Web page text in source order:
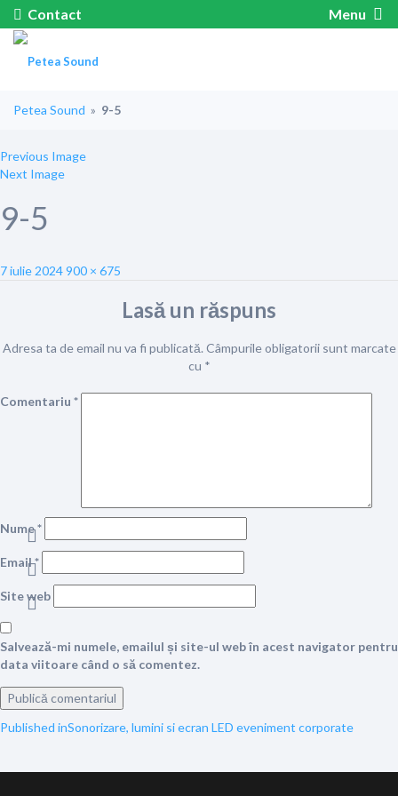
Contact Menu
Petea Sound » 9-5
Previous Image
Next Image
9-5
Posted
7 iulie 2024Full
900 × 675
Lasă un răspuns
Adresa ta de email nu va fi publicată. Câmpurile obligatorii sunt marcate
cu *
Comentariu *
Nume*
Email*
Site web
Salvează-mi numele, emailul și site-ul web în acest navigator pentru
data viitoare când o să comentez.
Navigare
Published inSonorizare, lumini si ecran LED eveniment corporate